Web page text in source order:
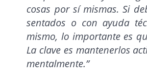
cosas por sí mismas. Si
sentados o con ayuda
mismo, lo importante es
La clave es mantenerlos
mentalmente.”